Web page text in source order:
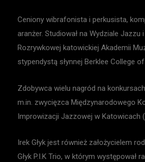
Ceniony wibrafonista i perkusista,
aranżer. Studiował na Wydziale Jazzu
Rozrywkowej katowickiej Akademii
stypendystą słynnej Berklee College
Zdobywca wielu nagród na
m.in. zwycięzca Międzynarodowego
Improwizacji Jazzowej w Katowicach
Irek Głyk jest również założycielem
Głyk P.I.K Trio, w którym występował